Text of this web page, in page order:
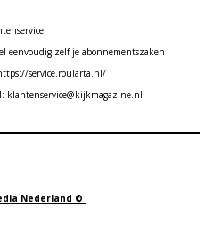
eenvoudig zelf je abonnementszaken
service.roularta.nl/
klantenservice@kijkmagazine.nl
Nederland ©